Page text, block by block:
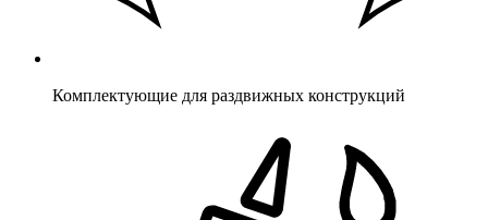
Комплектующие для раздвижных конструкций